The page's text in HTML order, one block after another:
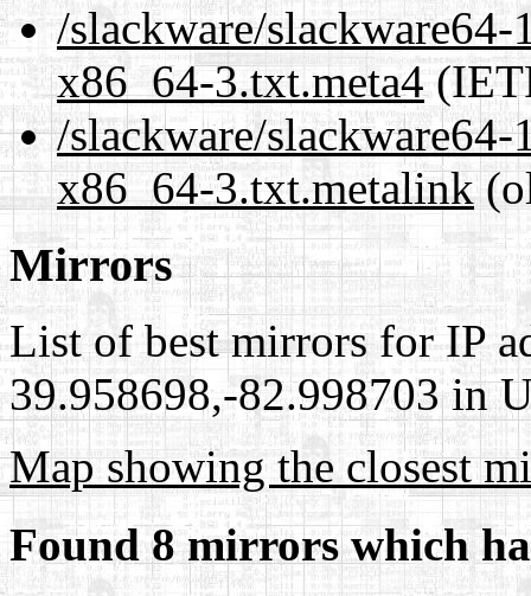
/slackware/
x86_64-3.txt.meta4
/slackware/
x86_64-3.txt.metalink
Mirrors
List of best mirrors for IP
39.958698,-82.998703 in
Map showing the closest
Found 8 mirrors which